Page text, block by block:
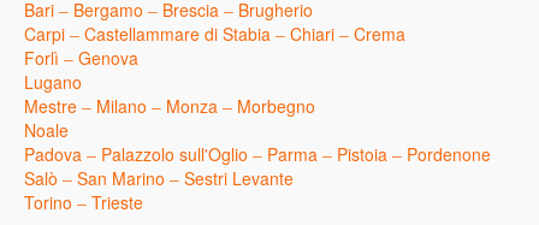
Bari – Bergamo – Brescia – Brugherio
Carpi – Castellammare di Stabia – Chiari – Crema
Forlì – Genova
Lugano
Mestre – Milano – Monza – Morbegno
Noale
Padova – Palazzolo sull'Oglio – Parma – Pistoia – Pordenone
Salò – San Marino – Sestri Levante
Torino – Trieste